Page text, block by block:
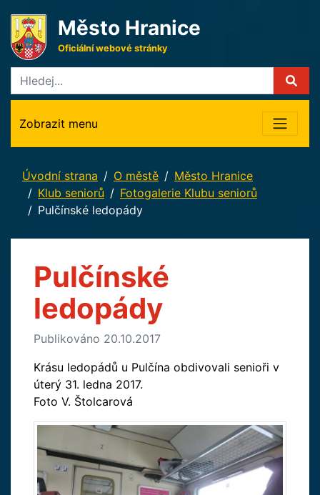
Město Hranice
Oficiální webové stránky
Zobrazit menu
Úvodní strana O městě
Město Hranice
Klub seniorů
Fotogalerie Klubu seniorů
Pulčínské ledopády
Pulčínské
ledopády
Publikováno 20.10.2017
Krásu ledopádů u Pulčína obdivovali senioři v
úterý 31. ledna 2017.
Foto V. Štolcarová